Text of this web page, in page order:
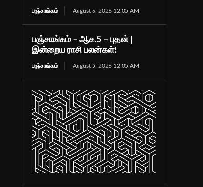
பஞ்சாங்கம் August 6, 2026 12:05 AM
பஞ்சாங்கம் – ஆக.5 – புதன் |
இன்றைய ராசி பலன்கள்!
பஞ்சாங்கம் August 5, 2026 12:05 AM